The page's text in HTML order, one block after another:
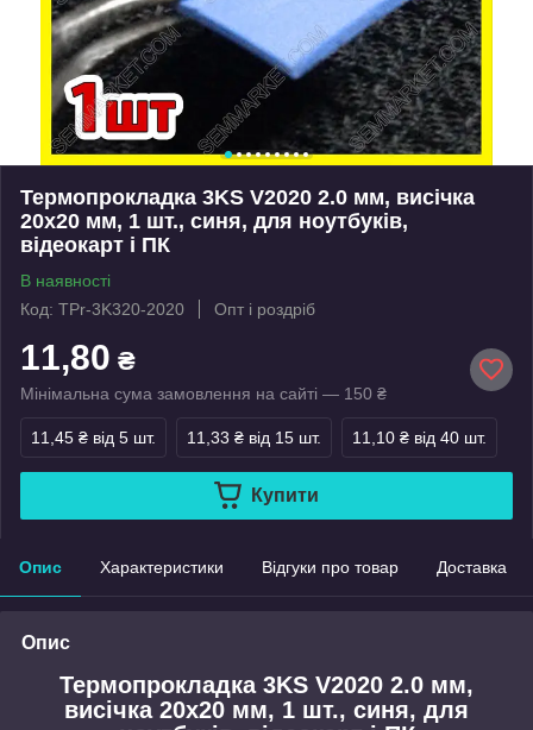
Термопрокладка 3KS V2020 2.0 мм, висічка
20x20 мм, 1 шт., синя, для ноутбуків,
відеокарт і ПК
В наявності
Код: TPr-3K320-2020
Опт і роздріб
11,80 ₴
Мінімальна сума замовлення на сайті — 150 ₴
11,45 ₴ від 5 шт. 11,33 ₴ від 15 шт. 11,10 ₴ від 40 шт.
Купити
Опис Характеристики Відгуки про товар Доставка
Опис
Термопрокладка 3KS V2020 2.0 мм,
висічка 20x20 мм, 1 шт., синя, для